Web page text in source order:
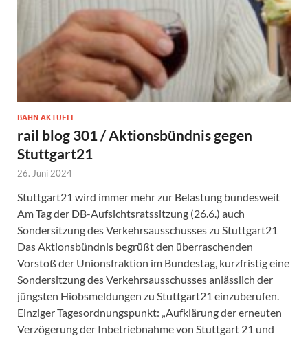
BAHN AKTUELL
rail blog 301 / Aktionsbündnis gegen
Stuttgart21
26. Juni 2024
Stuttgart21 wird immer mehr zur Belastung bundesweit
Am Tag der DB-Aufsichtsratssitzung (26.6.) auch
Sondersitzung des Verkehrsausschusses zu Stuttgart21
Das Aktionsbündnis begrüßt den überraschenden
Vorstoß der Unionsfraktion im Bundestag, kurzfristig eine
Sondersitzung des Verkehrsausschusses anlässlich der
jüngsten Hiobsmeldungen zu Stuttgart21 einzuberufen.
Einziger Tagesordnungspunkt: „Aufklärung der erneuten
Verzögerung der Inbetriebnahme von Stuttgart 21 und